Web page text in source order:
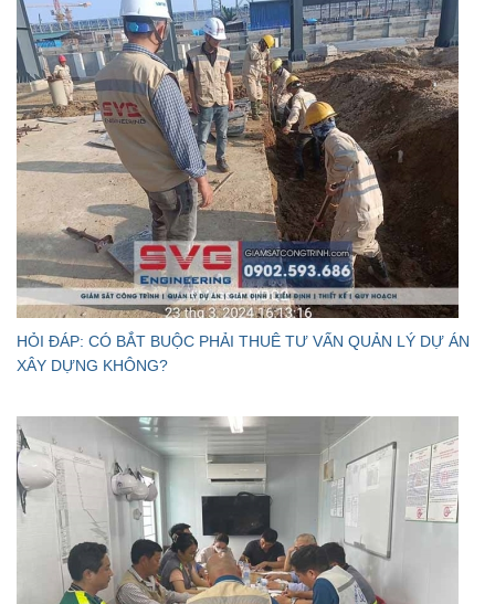
HỎI ĐÁP: CÓ BẮT BUỘC PHẢI THUÊ TƯ VẤN QUẢN LÝ DỰ ÁN
XÂY DỰNG KHÔNG?